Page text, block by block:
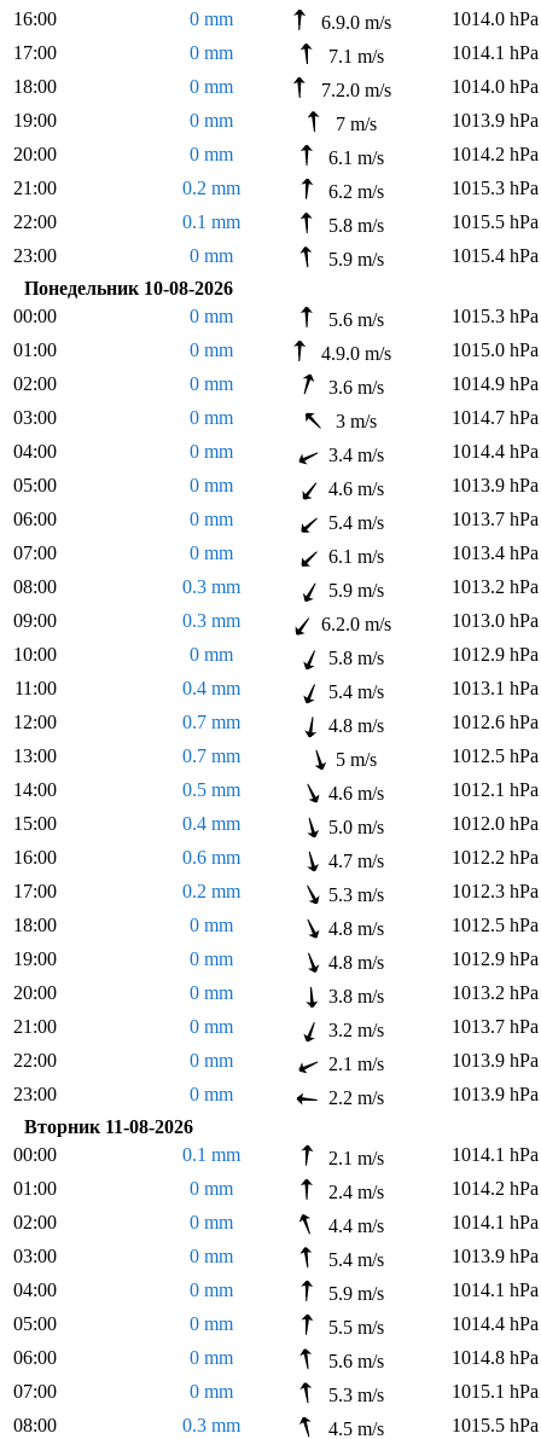
16:00
0 mm 6.9.0 m/s
1014.0 hPa
17:00
0 mm 7.1 m/s
1014.1 hPa
18:00
0 mm 7.2.0 m/s
1014.0 hPa
19:00
0 mm 7 m/s
1013.9 hPa
20:00
0 mm 6.1 m/s
1014.2 hPa
21:00
0.2 mm 6.2 m/s
1015.3 hPa
22:00
0.1 mm 5.8 m/s
1015.5 hPa
23:00
0 mm 5.9 m/s
1015.4 hPa
Понедельник 10-08-2026
00:00
0 mm 5.6 m/s
1015.3 hPa
01:00
0 mm 4.9.0 m/s
1015.0 hPa
02:00
0 mm 3.6 m/s
1014.9 hPa
03:00
0 mm 3 m/s
1014.7 hPa
04:00
0 mm 3.4 m/s
1014.4 hPa
05:00
0 mm 4.6 m/s
1013.9 hPa
06:00
0 mm 5.4 m/s
1013.7 hPa
07:00
0 mm 6.1 m/s
1013.4 hPa
08:00
0.3 mm 5.9 m/s
1013.2 hPa
09:00
0.3 mm 6.2.0 m/s
1013.0 hPa
10:00
0 mm 5.8 m/s
1012.9 hPa
11:00
0.4 mm 5.4 m/s
1013.1 hPa
12:00
0.7 mm 4.8 m/s
1012.6 hPa
13:00
0.7 mm 5 m/s
1012.5 hPa
14:00
0.5 mm 4.6 m/s
1012.1 hPa
15:00
0.4 mm 5.0 m/s
1012.0 hPa
16:00
0.6 mm 4.7 m/s
1012.2 hPa
17:00
0.2 mm 5.3 m/s
1012.3 hPa
18:00
0 mm 4.8 m/s
1012.5 hPa
19:00
0 mm 4.8 m/s
1012.9 hPa
20:00
0 mm 3.8 m/s
1013.2 hPa
21:00
0 mm 3.2 m/s
1013.7 hPa
22:00
0 mm 2.1 m/s
1013.9 hPa
23:00
0 mm 2.2 m/s
1013.9 hPa
Вторник 11-08-2026
00:00
0.1 mm 2.1 m/s
1014.1 hPa
01:00
0 mm 2.4 m/s
1014.2 hPa
02:00
0 mm 4.4 m/s
1014.1 hPa
03:00
0 mm 5.4 m/s
1013.9 hPa
04:00
0 mm 5.9 m/s
1014.1 hPa
05:00
0 mm 5.5 m/s
1014.4 hPa
06:00
0 mm 5.6 m/s
1014.8 hPa
07:00
0 mm 5.3 m/s
1015.1 hPa
08:00
0.3 mm 4.5 m/s 1015.5 hPa